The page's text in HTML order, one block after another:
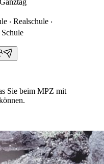
‧ Realschule ‧
Sie beim MPZ mit